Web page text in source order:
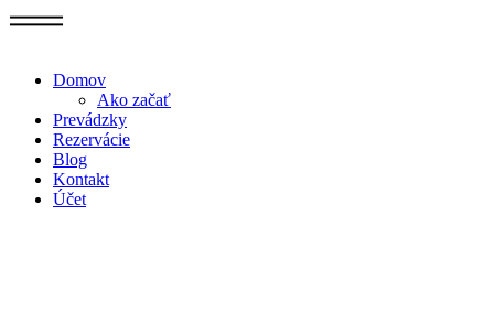
Domov
Ako začať
Prevádzky
Rezervácie
Blog
Kontakt
Účet